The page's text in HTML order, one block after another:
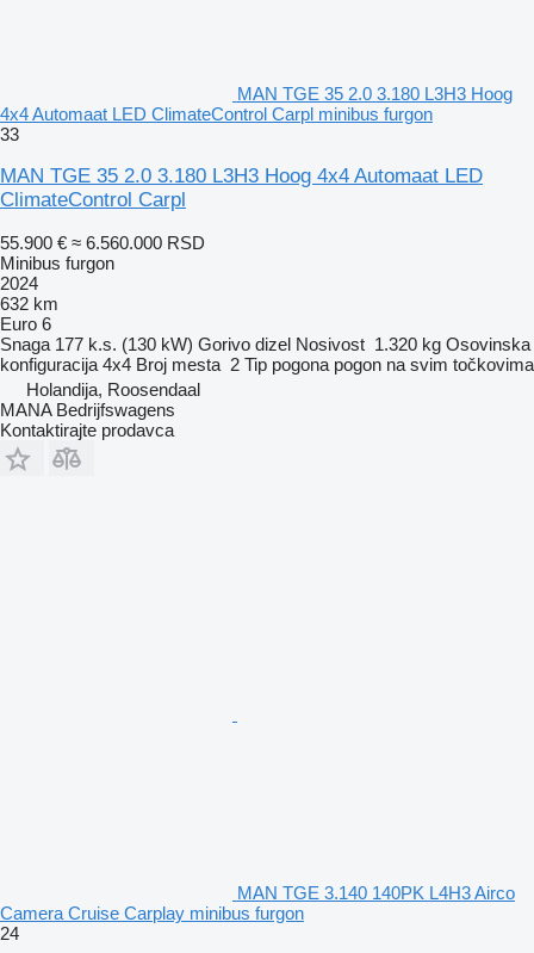
MAN TGE 35 2.0 3.180 L3H3 Hoog
4x4 Automaat LED ClimateControl Carpl minibus furgon
33
MAN TGE 35 2.0 3.180 L3H3 Hoog 4x4 Automaat LED
ClimateControl Carpl
55.900 € ≈ 6.560.000 RSD
Minibus furgon
2024
632 km
Euro 6
Snaga 177 k.s. (130 kW) Gorivo dizel Nosivost 1.320 kg Osovinska
konfiguracija 4x4 Broj mesta 2 Tip pogona pogon na svim točkovima
Holandija, Roosendaal
MANA Bedrijfswagens
Kontaktirajte prodavca
MAN TGE 3.140 140PK L4H3 Airco
Camera Cruise Carplay minibus furgon
24